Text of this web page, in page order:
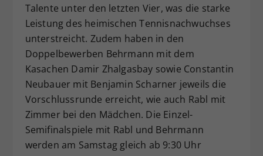
Talente unter den letzten Vier, was die starke
Leistung des heimischen Tennisnachwuchses
unterstreicht. Zudem haben in den
Doppelbewerben Behrmann mit dem
Kasachen Damir Zhalgasbay sowie Constantin
Neubauer mit Benjamin Scharner jeweils die
Vorschlussrunde erreicht, wie auch Rabl mit
Zimmer bei den Mädchen. Die Einzel-
Semifinalspiele mit Rabl und Behrmann
werden am Samstag gleich ab 9:30 Uhr